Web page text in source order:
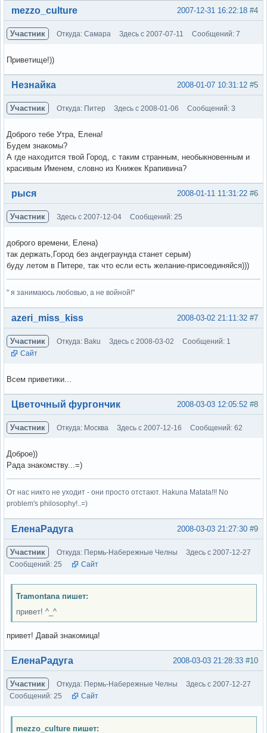
Вне форума #4
2007-12-31 16:22:18
mezzo_culture
Участник Откуда: Самара Здесь с 2007-07-11 Сообщений: 7
Приветище!))
Вне форума #5
2008-01-07 10:31:12
Незнайка
Участник Откуда: Питер Здесь с 2008-01-06 Сообщений: 3
Доброго тебе Утра, Елена!
Будем знакомы?
А где находится твой Город, с таким странным, необыкновенным и
красивым Именем, словно из Книжек Крапивина?
Вне форума #6
2008-01-11 11:31:22
рыся
Участник Здесь с 2007-12-04 Сообщений: 25
доброго времени, Елена)
так держать,Город без андеграунда станет серым)
буду летом в Питере, так что если есть желание-присоединяйся)))
" я занимаюсь любовью, а не войной!"
Вне форума #7
2008-03-02 21:11:32
azeri_miss_kiss
Участник Откуда: Baku Здесь с 2008-03-02
Сообщений: 1
Сайт
Всем приветики...
Вне форума #8
2008-03-03 12:05:52
Цветочный фургончик
Участник Откуда: Москва Здесь с 2007-12-16 Сообщений: 62
Доброе))
Рада знакомству...=)
От нас никто не уходит - они просто отстают. Hakuna Matata!!! No
problem's philosophy!..=)
Вне форума #9
2008-03-03 21:27:30
ЕленаРадуга
Участник Откуда: Пермь-Набережные Челны
Здесь с 2007-12-27
Сообщений: 25
Сайт
Tramontana пишет:
привет! ^_^
привет! Давай знакомица!
Вне форума #10
2008-03-03 21:28:33
ЕленаРадуга
Участник Откуда: Пермь-Набережные Челны
Здесь с 2007-12-27
Сообщений: 25
Сайт
mezzo_culture пишет: